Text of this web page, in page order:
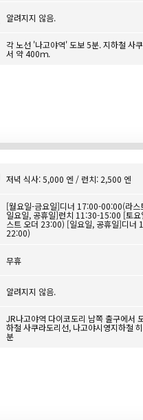
알려지지 않음.
각 노선 '나고야역' 도보 5분. 지하철 사
서 약 400ｍ.
저녁 식사: 5,000 엔 / 런치: 2,500 엔
[월요일-금요일]디너 17:00-00:00(라
일요일, 공휴일]런치 11:30-15:00 [토
스트 오더 23:00) [일요일, 공휴일]디너
22:00)
무휴
알려지지 않음.
JR나고야역 다이코도리 남쪽 출구에서
하철 사쿠라도리선, 나고야시영지하철
분